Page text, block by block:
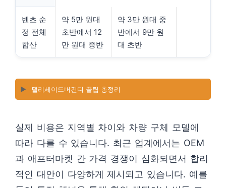
벤츠 순
정 전체
합산
약 5만 원대
초반에서 12
만 원대 중반
약 3만 원대 중
반에서 9만 원
대 초반
▶️ 팰리세이드버건디 꿀팁 총정리
실제 비용은 지역별 차이와 차량 구체 모델에
따라 다를 수 있습니다. 최근 업계에서는 OEM
과 애프터마켓 간 가격 경쟁이 심화되면서 합리
적인 대안이 다양하게 제시되고 있습니다. 예를